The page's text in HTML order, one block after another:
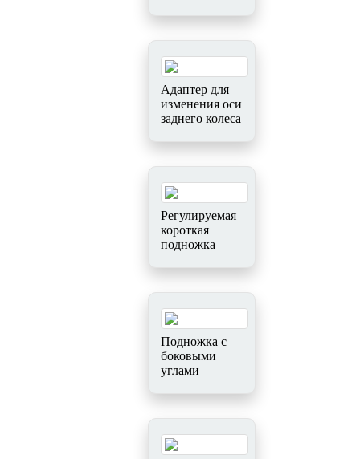
Адаптер для
изменения оси
заднего колеса
Регулируемая
короткая
подножка
Подножка с
боковыми
углами